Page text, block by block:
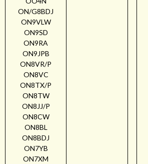
ON/G8BDJ
ON9VLW
ON9SD
ON9RA
ON9JPB
ON8VR/P
ON8VC
ON8TX/P
ON8TW
ON8JJ/P
ON8CW
ON8BL
ON8BDJ
ON7YB
ON7XM